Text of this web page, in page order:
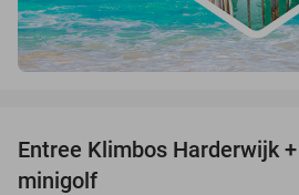
Entree Klimbos Harderwijk
minigolf